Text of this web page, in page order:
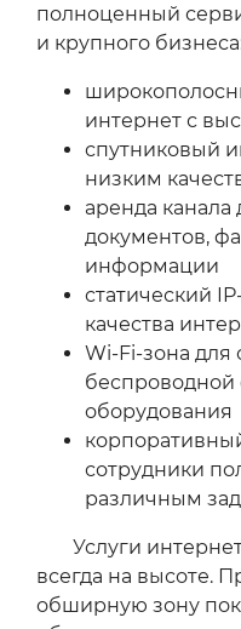
полноценный
и крупного
интернет с
спутниковый
низким
аренда
документов,
информации
статический
качества
Wi‑Fi-зона
оборудования
сотрудники
различным
Услуги
всегда на высоте.
обширную зону